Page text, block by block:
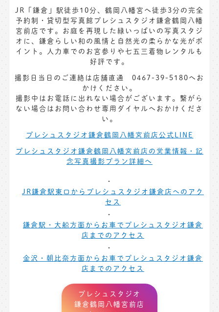
JR「鎌倉」駅徒歩10分、鶴岡八幡宮へ徒歩3分の完全
予約制・貸切型写真館プレシュスタジオ鎌倉鶴岡八幡
宮前店です。お庭を再現した緑いっぱいの写真スタジ
オに、鎌倉らしい和の風情と自然光の柔らかな光がポ
イント。人力車でのお宮参りや七五三着物レンタルも
好評です。
撮影日当日のご連絡は店舗直通 0467-39-5180へお
かけください。
撮影中はお電話に出れない場合がございます。繋がら
ない場合はお問い合わせ専用ダイヤルへおかけくださ
い。
プレシュスタジオ鎌倉鶴岡八幡宮前店公式LINE
プレシュスタジオ鎌倉鶴岡八幡宮前店の営業情報・記
念写真撮影プラン詳細へ
JR鎌倉駅東口からプレシュスタジオ鎌倉店へのアク
セス
鎌倉駅・大船方面からお車でプレシュスタジオ鎌倉
店までのアクセス
金沢・朝比奈方面からお車でプレシュスタジオ鎌倉
店までのアクセス
プレシュスタジオ
鎌倉鶴岡八幡宮前店